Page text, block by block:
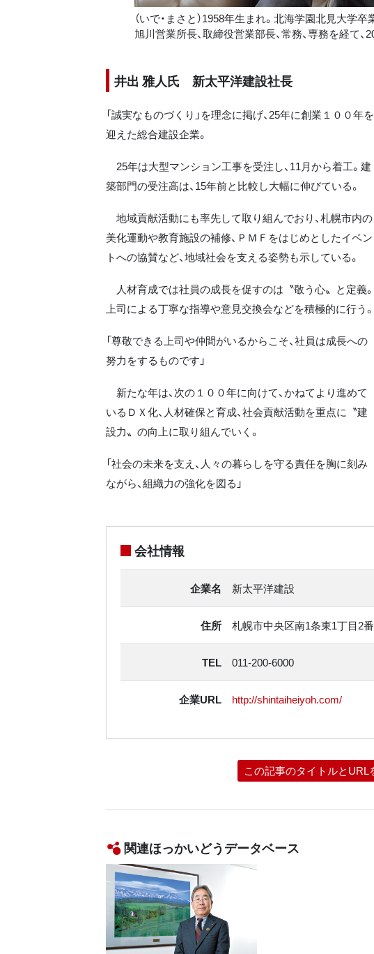
（いで・まさと）1958年生まれ。北海学園北見大学
旭川営業所長、取締役営業部長、常務、専務を経て、
井出 雅人氏 新太平洋建設社長
「誠実なものづくり」を理念に掲げ、25年に創業１００年を
迎えた総合建設企業。
25年は大型マンション工事を受注し、11月から着工。建
築部門の受注高は、15年前と比較し大幅に伸びている。
地域貢献活動にも率先して取り組んでおり、札幌市内の
美化運動や教育施設の補修、ＰＭＦをはじめとしたイベン
トへの協賛など、地域社会を支える姿勢も示している。
人材育成では社員の成長を促すのは〝敬う心〟と定義。
上司による丁寧な指導や意見交換会などを積極的に行う。
「尊敬できる上司や仲間がいるからこそ、社員は成長への
努力をするものです」
新たな年は、次の１００年に向けて、かねてより進めて
いるＤＸ化、人材確保と育成、社会貢献活動を重点に〝建
設力〟の向上に取り組んでいく。
「社会の未来を支え、人々の暮らしを守る責任を胸に刻み
ながら、組織力の強化を図る」
会社情報
企業名 新太平洋建設
住所 札幌市中央区南1条東1丁目2
TEL 011-200-6000
企業URL http://shintaiheiyoh.com/
この記事のタイトルとURL
関連ほっかいどうデータベース